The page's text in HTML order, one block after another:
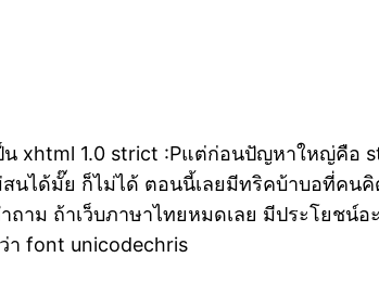
น xhtml 1.0 strict :Pแต่ก่อนปัญหาใหญ่คือ
นได้มั๊ย ก็ไม่ได้ ตอนนี้เลยมีทริคบ้าบอที่คน
าม ถ้าเว็บภาษาไทยหมดเลย มีประโยชน์
า font unicodechris